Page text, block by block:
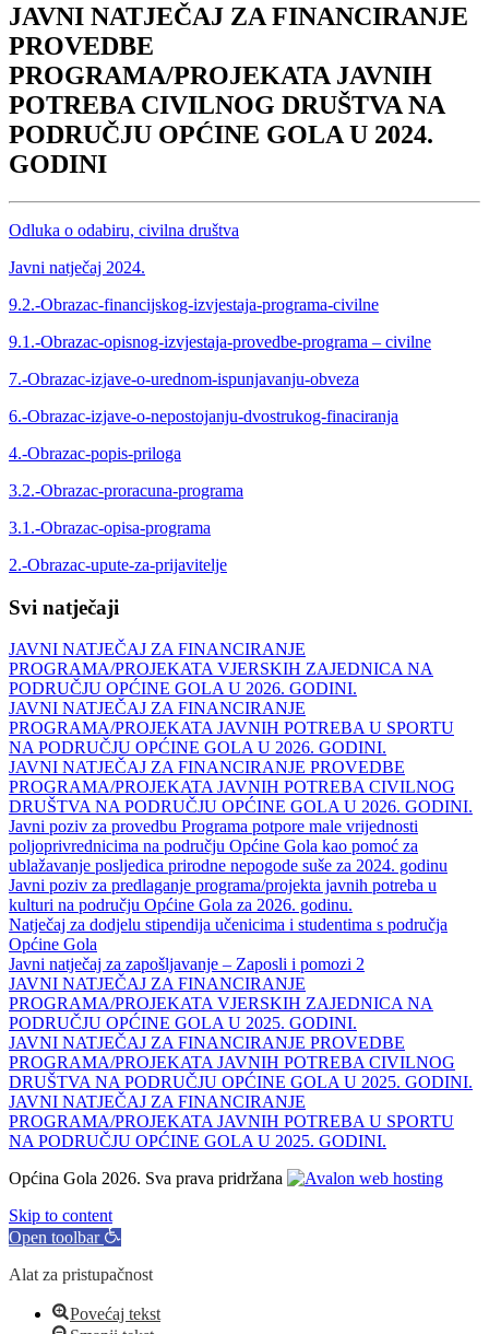
JAVNI NATJEČAJ ZA FINANCIRANJE
PROVEDBE
PROGRAMA/PROJEKATA JAVNIH
POTREBA CIVILNOG DRUŠTVA NA
PODRUČJU OPĆINE GOLA U 2024.
GODINI
Odluka o odabiru, civilna društva
Javni natječaj 2024.
9.2.-Obrazac-financijskog-izvjestaja-programa-civilne
9.1.-Obrazac-opisnog-izvjestaja-provedbe-programa – civilne
7.-Obrazac-izjave-o-urednom-ispunjavanju-obveza
6.-Obrazac-izjave-o-nepostojanju-dvostrukog-finaciranja
4.-Obrazac-popis-priloga
3.2.-Obrazac-proracuna-programa
3.1.-Obrazac-opisa-programa
2.-Obrazac-upute-za-prijavitelje
Svi natječaji
JAVNI NATJEČAJ ZA FINANCIRANJE
PROGRAMA/PROJEKATA VJERSKIH ZAJEDNICA NA
PODRUČJU OPĆINE GOLA U 2026. GODINI.
JAVNI NATJEČAJ ZA FINANCIRANJE
PROGRAMA/PROJEKATA JAVNIH POTREBA U SPORTU
NA PODRUČJU OPĆINE GOLA U 2026. GODINI.
JAVNI NATJEČAJ ZA FINANCIRANJE PROVEDBE
PROGRAMA/PROJEKATA JAVNIH POTREBA CIVILNOG
DRUŠTVA NA PODRUČJU OPĆINE GOLA U 2026. GODINI.
Javni poziv za provedbu Programa potpore male vrijednosti
poljoprivrednicima na području Općine Gola kao pomoć za
ublažavanje posljedica prirodne nepogode suše za 2024. godinu
Javni poziv za predlaganje programa/projekta javnih potreba u
kulturi na području Općine Gola za 2026. godinu.
Natječaj za dodjelu stipendija učenicima i studentima s područja
Općine Gola
Javni natječaj za zapošljavanje – Zaposli i pomozi 2
JAVNI NATJEČAJ ZA FINANCIRANJE
PROGRAMA/PROJEKATA VJERSKIH ZAJEDNICA NA
PODRUČJU OPĆINE GOLA U 2025. GODINI.
JAVNI NATJEČAJ ZA FINANCIRANJE PROVEDBE
PROGRAMA/PROJEKATA JAVNIH POTREBA CIVILNOG
DRUŠTVA NA PODRUČJU OPĆINE GOLA U 2025. GODINI.
JAVNI NATJEČAJ ZA FINANCIRANJE
PROGRAMA/PROJEKATA JAVNIH POTREBA U SPORTU
NA PODRUČJU OPĆINE GOLA U 2025. GODINI.
Općina Gola 2026. Sva prava pridržana
Skip to content
Open toolbar
Alat za pristupačnost
Povećaj tekst